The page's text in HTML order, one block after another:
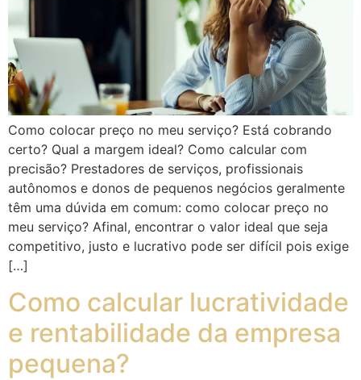
Como colocar preço no meu serviço? Está cobrando
certo? Qual a margem ideal? Como calcular com
precisão? Prestadores de serviços, profissionais
autônomos e donos de pequenos negócios geralmente
têm uma dúvida em comum: como colocar preço no
meu serviço? Afinal, encontrar o valor ideal que seja
competitivo, justo e lucrativo pode ser difícil pois exige
[…]
Como calcular lucratividade
e rentabilidade da empresa
pequena?